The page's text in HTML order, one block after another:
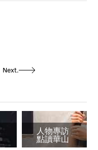
Next.
人物專訪
點讀華山